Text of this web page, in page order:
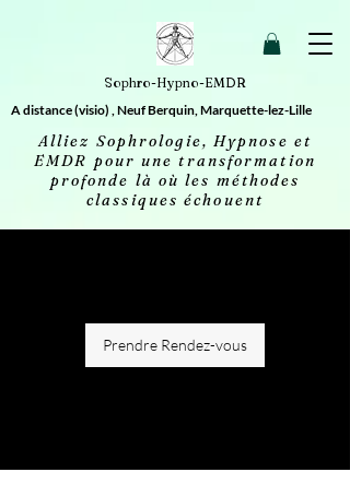
Sophro-Hypno-EMDR
Alliez Sophrologie, Hypnose et
EMDR pour une transformation
profonde là où les méthodes
classiques échouent
A distance (visio) , Neuf Berquin, Marquette-lez-Lille
Prendre Rendez-vous